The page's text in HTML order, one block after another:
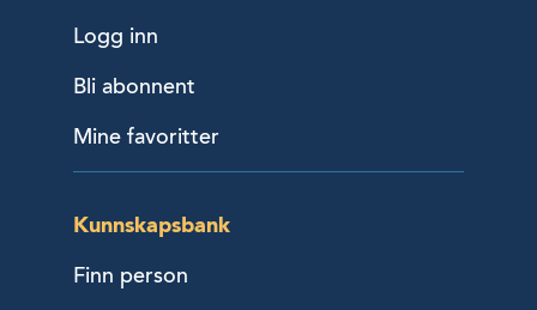
Logg inn
Bli abonnent
Mine favoritter
Kunnskapsbank
Finn person